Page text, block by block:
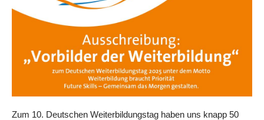
Zum 10. Deutschen Weiterbildungstag haben uns knapp 50